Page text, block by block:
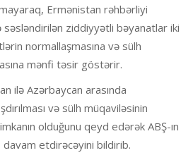
Ermənistan rəhbərliyi
ziddiyyətli bəyanatlar iki
normallaşmasına və sülh
mənfi təsir göstərir.
ilə Azərbaycan arasında
və sülh müqaviləsinin
olduğunu qeyd edərək ABŞ-ın
etdirəcəyini bildirib.